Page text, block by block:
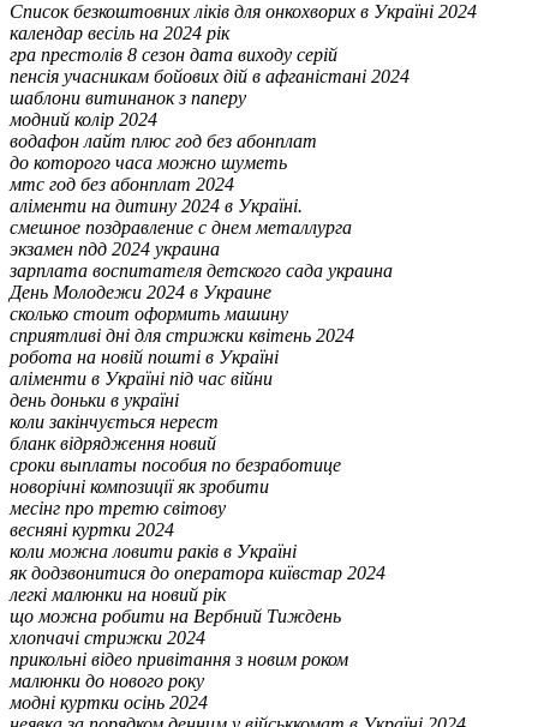
Список безкоштовних ліків для онкохворих в Україні 2024
календар весіль на 2024 рік
гра престолів 8 сезон дата виходу серій
пенсія учасникам бойових дій в афганістані 2024
шаблони витинанок з паперу
модний колір 2024
водафон лайт плюс год без абонплат
до которого часа можно шуметь
мтс год без абонплат 2024
аліменти на дитину 2024 в Україні.
смешное поздравление с днем металлурга
экзамен пдд 2024 украина
зарплата воспитателя детского сада украина
День Молодежи 2024 в Украине
сколько стоит оформить машину
сприятливі дні для стрижки квітень 2024
робота на новій пошті в Україні
аліменти в Україні під час війни
день доньки в україні
коли закінчується нерест
бланк відрядження новий
сроки выплаты пособия по безработице
новорічні композиції як зробити
месінг про третю світову
весняні куртки 2024
коли можна ловити раків в Україні
як додзвонитися до оператора київстар 2024
легкі малюнки на новий рік
що можна робити на Вербний Тиждень
хлопчачі стрижки 2024
прикольні відео привітання з новим роком
малюнки до нового року
модні куртки осінь 2024